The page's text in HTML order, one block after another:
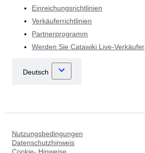
Einreichungsrichtlinien
Verkäuferrichtlinien
Partnerprogramm
Werden Sie Catawiki Live-Verkäufer
Nutzungsbedingungen
Datenschutzhinweis